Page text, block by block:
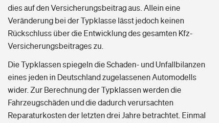
dies auf den Versicherungsbeitrag aus. Allein eine
Veränderung bei der Typklasse lässt jedoch keinen
Rückschluss über die Entwicklung des gesamten Kfz-
Versicherungsbeitrages zu.
Die Typklassen spiegeln die Schaden- und Unfallbilanzen
eines jeden in Deutschland zugelassenen Automodells
wider. Zur Berechnung der Typklassen werden die
Fahrzeugschäden und die dadurch verursachten
Reparaturkosten der letzten drei Jahre betrachtet. Einmal